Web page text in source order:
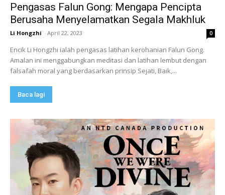
Pengasas Falun Gong: Mengapa Pencipta
Berusaha Menyelamatkan Segala Makhluk
Li Hongzhi - April 22, 2023 0
Encik Li Hongzhi ialah pengasas latihan kerohanian Falun Gong.
Amalan ini menggabungkan meditasi dan latihan lembut dengan
falsafah moral yang berdasarkan prinsip Sejati, Baik,...
Baca lagi